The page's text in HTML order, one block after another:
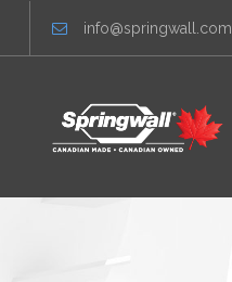
info@springwall.com